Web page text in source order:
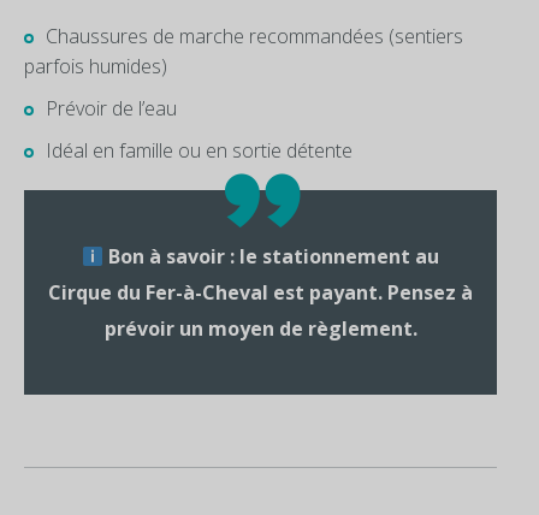
Chaussures de marche recommandées (sentiers
parfois humides)
Prévoir de l’eau
Idéal en famille ou en sortie détente
Bon à savoir : le stationnement au
Cirque du Fer-à-Cheval est payant. Pensez à
prévoir un moyen de règlement.